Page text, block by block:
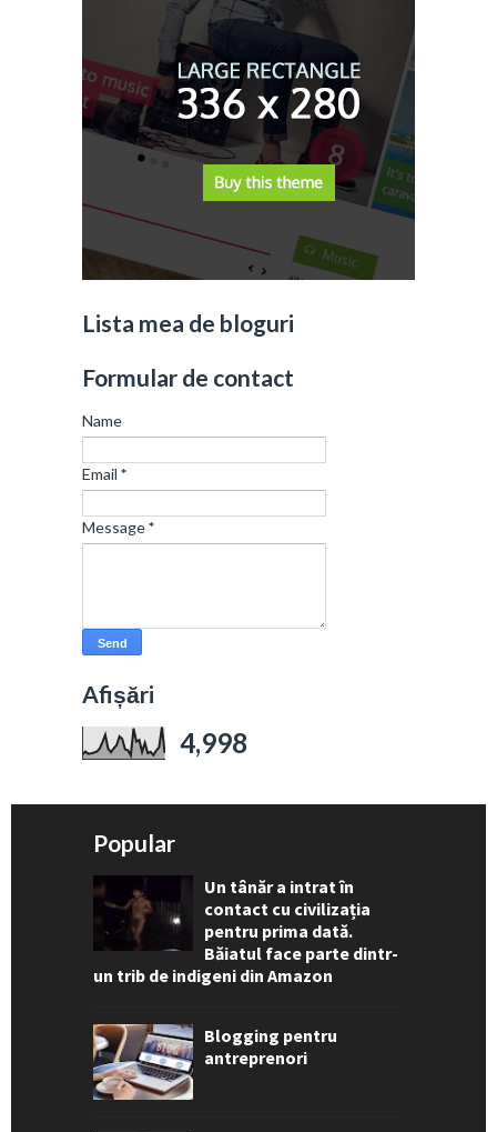
Lista mea de bloguri
Formular de contact
Name
Email *
Message*
Afișări
4,998
Popular
Un tânăr a intrat în
contact cu civilizația
pentru prima dată.
Băiatul face parte dintr-
un trib de indigeni din Amazon
Blogging pentru
antreprenori